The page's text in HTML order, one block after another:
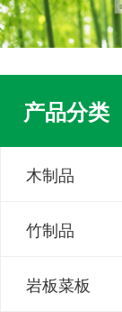
产品分类
木制品
竹制品
岩板菜板